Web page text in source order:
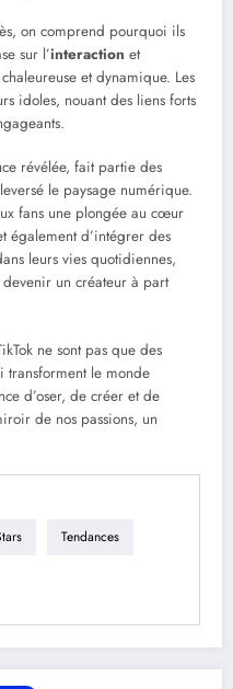
on comprend pourquoi ils
sur l’interaction et
et dynamique. Les
idoles, nouant des liens forts
révélée, fait partie des
le paysage numérique.
fans une plongée au cœur
également d’intégrer des
leurs vies quotidiennes,
un créateur à part
ne sont pas que des
transforment le monde
d’oser, de créer et de
de nos passions, un
Tendances